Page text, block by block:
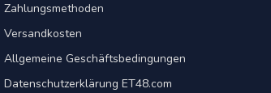
Zahlungsmethoden
Versandkosten
Allgemeine Geschäftsbedingungen
Datenschutzerklärung ET48.com